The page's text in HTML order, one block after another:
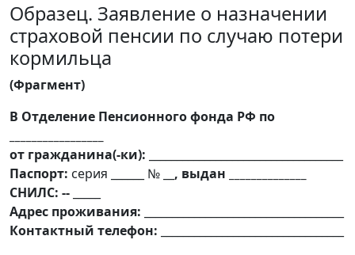
Образец. Заявление о назначении
страховой пенсии по случаю потери
кормильца
(Фрагмент)
В Отделение Пенсионного фонда РФ по
от гражданина(-ки):
Паспорт: серия ______ № __ , выдан ______________
СНИЛС: --
Адрес проживания:
Контактный телефон: